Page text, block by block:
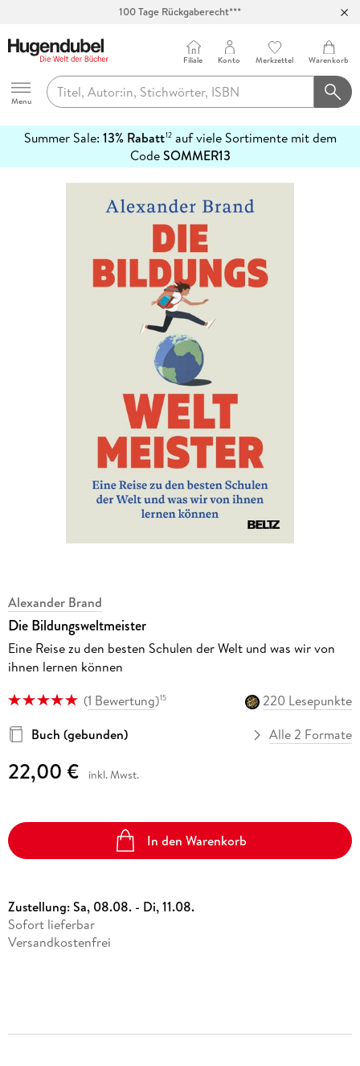
100 Tage Rückgaberecht***
Hugendubel
Menu
Filiale Konto Merkzettel Warenkorb
Summer Sale: 13% Rabatt12auf viele Sortimente mit dem
CodeSOMMER13
erfahren
Alexander Brand
Die Bildungsweltmeister
Eine Reise zu den besten Schulen der Welt und was wir von
ihnen lernen können
(1 Bewertung)15
220 Lesepunkte
Buch (gebunden)
Alle 2 Formate
22,00 € inkl. Mwst.
In den Warenkorb
Zustellung:Sa, 08.08. - Di, 11.08.
Sofort lieferbar
Versandkostenfrei